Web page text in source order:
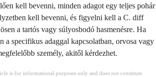
kell bevenni, minden adagot egy teljes pohár
kell bevenni, és figyelni kell a C. diff
a tartós vagy súlyosbodó hasmenésre. Ha
a specifikus adaggal kapcsolatban, orvosa vagy
személy, akitől kérdezhet.
is for informational purposes only and does not constitute